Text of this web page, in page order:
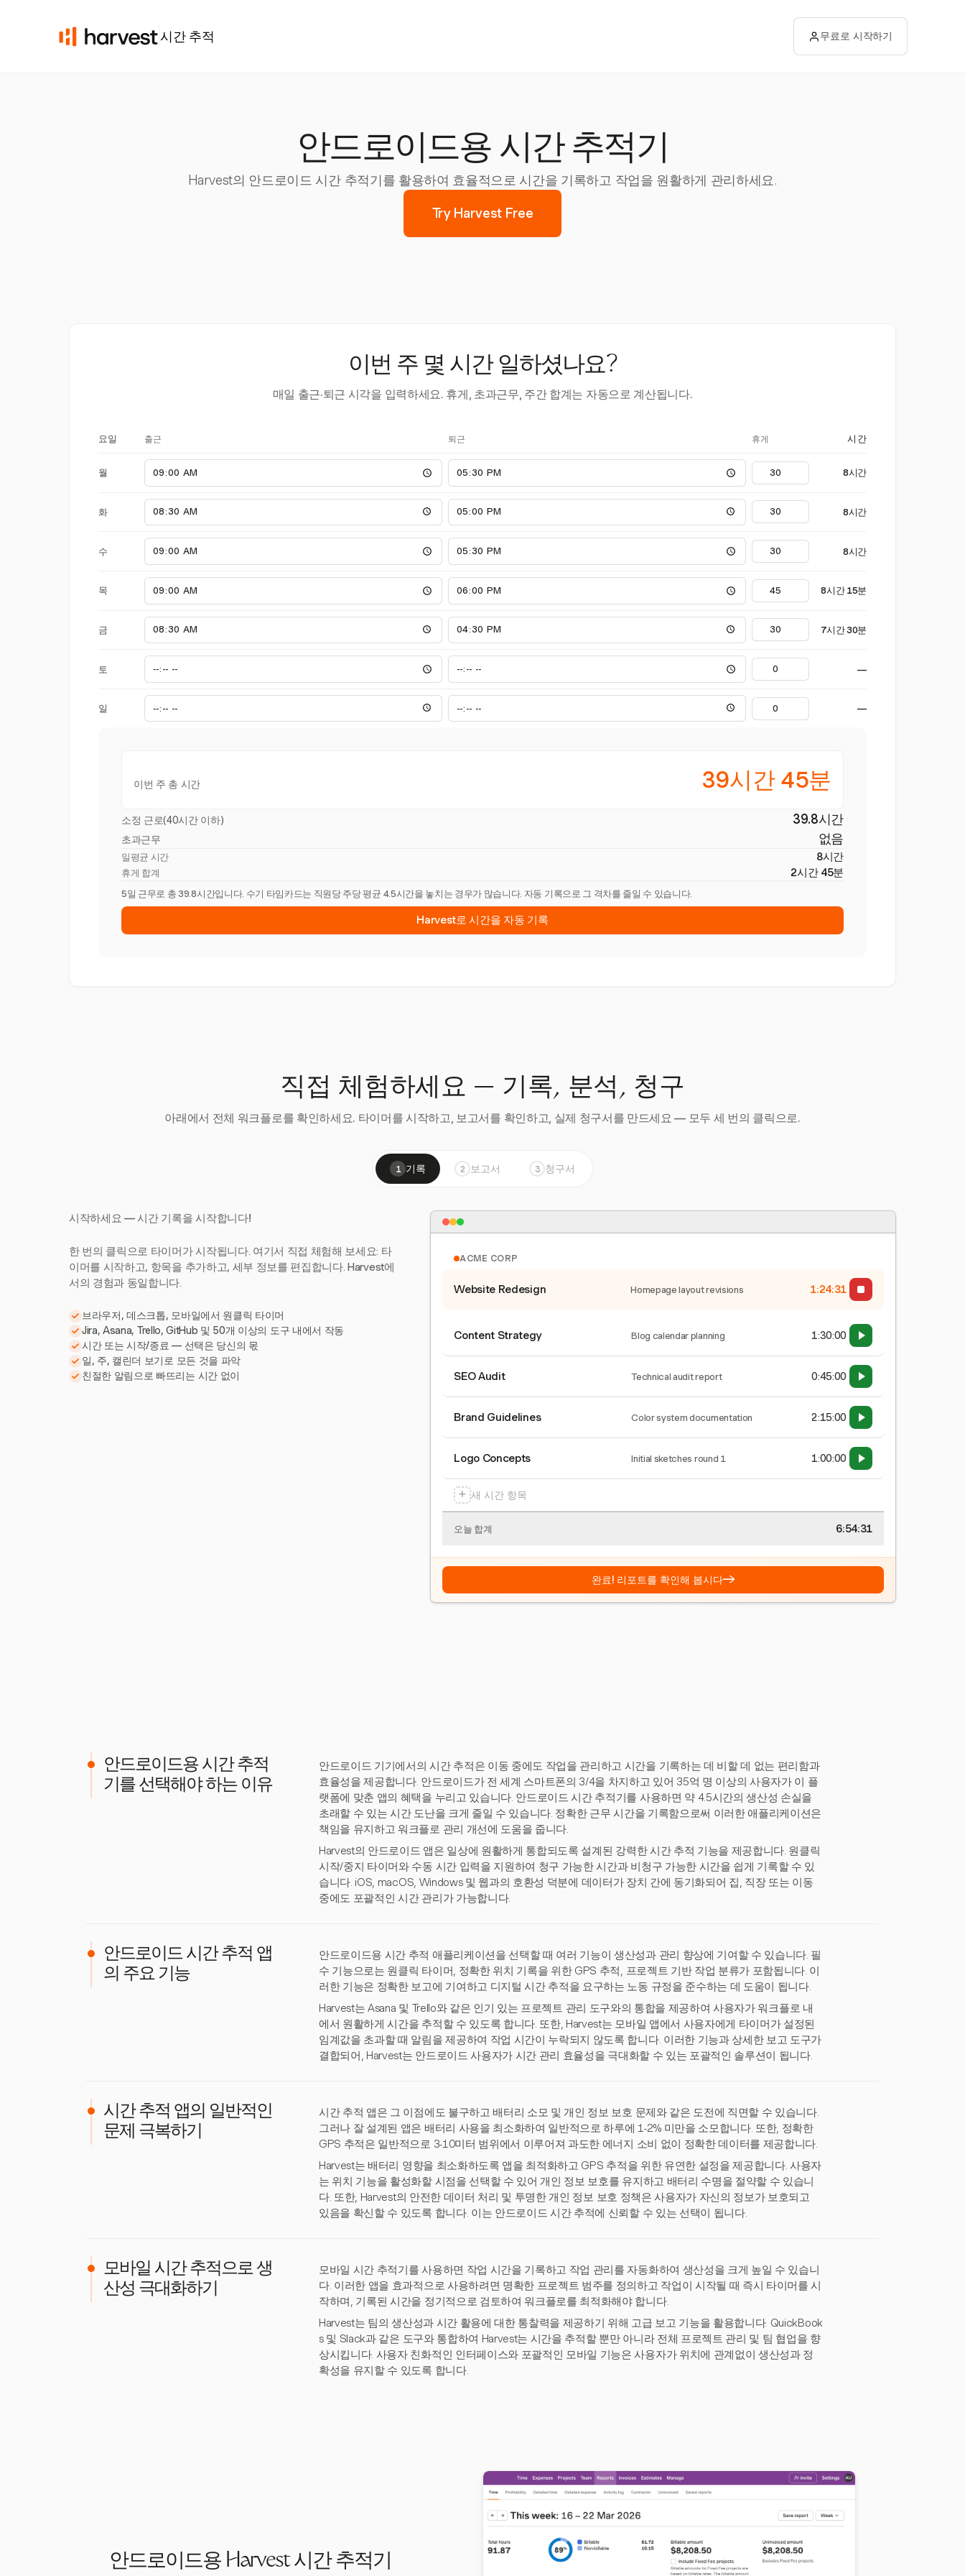
시간 추적 무료로 시작하기
안드로이드용 시간 추적기
Harvest의 안드로이드 시간 추적기를 활용하여 효율적으로 시간을 기록하고 작업을 원활하게 관리하세요.
Try Harvest Free
이번 주 몇 시간 일하셨나요?
매일 출근·퇴근 시각을 입력하세요. 휴게, 초과근무, 주간 합계는 자동으로 계산됩니다.
요일 출근 퇴근 휴게 시간
월 8시간
화 8시간
수 8시간
목 8시간 15분
금 7시간 30분
토 —
일 —
이번 주 총 시간 39시간 45분
소정 근로(40시간 이하) 39.8시간
초과근무 없음
일평균 시간 8시간
휴게 합계 2시간 45분
5일 근무로 총 39.8시간입니다. 수기 타임카드는 직원당 주당 평균 4.5시간을 놓치는 경우가 많습니다. 자동 기록으로 그 격차를 줄일 수 있습니다.
Harvest로 시간을 자동 기록
직접 체험하세요 — 기록, 분석, 청구
아래에서 전체 워크플로를 확인하세요. 타이머를 시작하고, 보고서를 확인하고, 실제 청구서를 만드세요 — 모두 세 번의 클릭으로.
1 기록 2 보고서 3 청구서
시작하세요 — 시간 기록을 시작합니다!
한 번의 클릭으로 타이머가 시작됩니다. 여기서 직접 체험해 보세요: 타
이머를 시작하고, 항목을 추가하고, 세부 정보를 편집합니다. Harvest에
서의 경험과 동일합니다.
브라우저, 데스크톱, 모바일에서 원클릭 타이머
Jira, Asana, Trello, GitHub 및 50개 이상의 도구 내에서 작동
시간 또는 시작/종료 — 선택은 당신의 몫
일, 주, 캘린더 보기로 모든 것을 파악
친절한 알림으로 빠뜨리는 시간 없이
ACME CORP
Website Redesign Homepage layout revisions 1:24:32
Content Strategy Blog calendar planning 1:30:00
SEO Audit Technical audit report 0:45:00
Brand Guidelines Color system documentation 2:15:00
Logo Concepts Initial sketches round 1 1:00:00
+ 새 시간 항목
오늘 합계 6:54:32
완료! 리포트를 확인해 봅시다→
안드로이드용 시간 추적
기를 선택해야 하는 이유
안드로이드 기기에서의 시간 추적은 이동 중에도 작업을 관리하고 시간을 기록하는 데 비할 데 없는 편리함과
효율성을 제공합니다. 안드로이드가 전 세계 스마트폰의 3/4을 차지하고 있어 35억 명 이상의 사용자가 이 플
랫폼에 맞춘 앱의 혜택을 누리고 있습니다. 안드로이드 시간 추적기를 사용하면 약 4.5시간의 생산성 손실을
초래할 수 있는 시간 도난을 크게 줄일 수 있습니다. 정확한 근무 시간을 기록함으로써 이러한 애플리케이션은
책임을 유지하고 워크플로 관리 개선에 도움을 줍니다.
Harvest의 안드로이드 앱은 일상에 원활하게 통합되도록 설계된 강력한 시간 추적 기능을 제공합니다. 원클릭
시작/중지 타이머와 수동 시간 입력을 지원하여 청구 가능한 시간과 비청구 가능한 시간을 쉽게 기록할 수 있
습니다. iOS, macOS, Windows 및 웹과의 호환성 덕분에 데이터가 장치 간에 동기화되어 집, 직장 또는 이동
중에도 포괄적인 시간 관리가 가능합니다.
안드로이드 시간 추적 앱
의 주요 기능
안드로이드용 시간 추적 애플리케이션을 선택할 때 여러 기능이 생산성과 관리 향상에 기여할 수 있습니다. 필
수 기능으로는 원클릭 타이머, 정확한 위치 기록을 위한 GPS 추적, 프로젝트 기반 작업 분류가 포함됩니다. 이
러한 기능은 정확한 보고에 기여하고 디지털 시간 추적을 요구하는 노동 규정을 준수하는 데 도움이 됩니다.
Harvest는 Asana 및 Trello와 같은 인기 있는 프로젝트 관리 도구와의 통합을 제공하여 사용자가 워크플로 내
에서 원활하게 시간을 추적할 수 있도록 합니다. 또한, Harvest는 모바일 앱에서 사용자에게 타이머가 설정된
임계값을 초과할 때 알림을 제공하여 작업 시간이 누락되지 않도록 합니다. 이러한 기능과 상세한 보고 도구가
결합되어, Harvest는 안드로이드 사용자가 시간 관리 효율성을 극대화할 수 있는 포괄적인 솔루션이 됩니다.
시간 추적 앱의 일반적인
문제 극복하기
시간 추적 앱은 그 이점에도 불구하고 배터리 소모 및 개인 정보 보호 문제와 같은 도전에 직면할 수 있습니다.
그러나 잘 설계된 앱은 배터리 사용을 최소화하여 일반적으로 하루에 1-2% 미만을 소모합니다. 또한, 정확한
GPS 추적은 일반적으로 3-10미터 범위에서 이루어져 과도한 에너지 소비 없이 정확한 데이터를 제공합니다.
Harvest는 배터리 영향을 최소화하도록 앱을 최적화하고 GPS 추적을 위한 유연한 설정을 제공합니다. 사용자
는 위치 기능을 활성화할 시점을 선택할 수 있어 개인 정보 보호를 유지하고 배터리 수명을 절약할 수 있습니
다. 또한, Harvest의 안전한 데이터 처리 및 투명한 개인 정보 보호 정책은 사용자가 자신의 정보가 보호되고
있음을 확신할 수 있도록 합니다. 이는 안드로이드 시간 추적에 신뢰할 수 있는 선택이 됩니다.
모바일 시간 추적으로 생
산성 극대화하기
모바일 시간 추적기를 사용하면 작업 시간을 기록하고 작업 관리를 자동화하여 생산성을 크게 높일 수 있습니
다. 이러한 앱을 효과적으로 사용하려면 명확한 프로젝트 범주를 정의하고 작업이 시작될 때 즉시 타이머를 시
작하며, 기록된 시간을 정기적으로 검토하여 워크플로를 최적화해야 합니다.
Harvest는 팀의 생산성과 시간 활용에 대한 통찰력을 제공하기 위해 고급 보고 기능을 활용합니다. QuickBook
s 및 Slack과 같은 도구와 통합하여 Harvest는 시간을 추적할 뿐만 아니라 전체 프로젝트 관리 및 팀 협업을 향
상시킵니다. 사용자 친화적인 인터페이스와 포괄적인 모바일 기능은 사용자가 위치에 관계없이 생산성과 정
확성을 유지할 수 있도록 합니다.
안드로이드용 Harvest 시간 추적기